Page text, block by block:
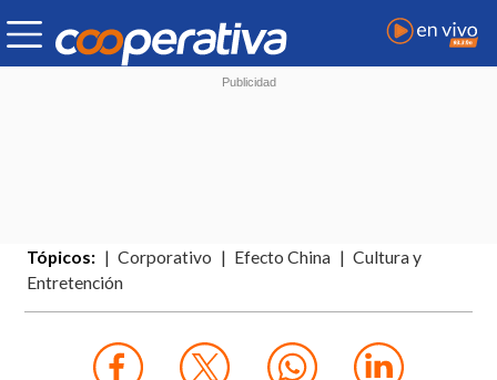
Tópicos: Corporativo Efecto China
Cultura y
Entretención